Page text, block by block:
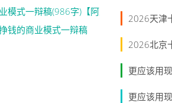
模式一辩稿(986字)【阿呆不呆】
钱的商业模式一辩稿
2026天津
2026北京
更应该用
更应该用